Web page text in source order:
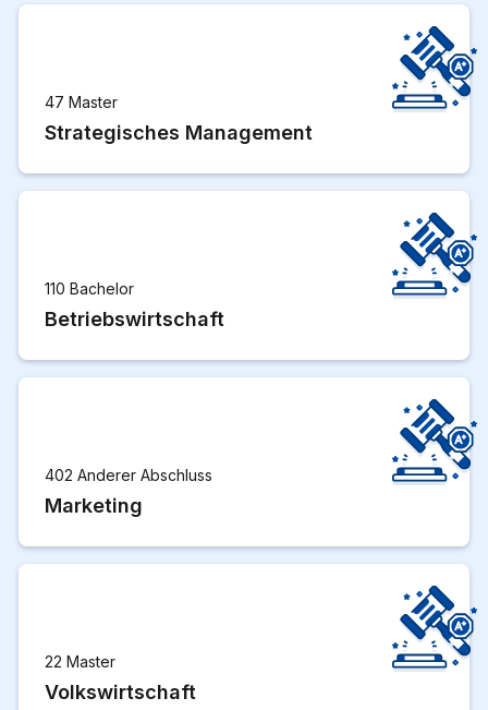
47 Master
Strategisches Management
110 Bachelor
Betriebswirtschaft
402 Anderer Abschluss
Marketing
22 Master
Volkswirtschaft